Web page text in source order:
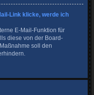
Link klicke, werde ich
E-Mail-Funktion für
diese von der Board-
soll den